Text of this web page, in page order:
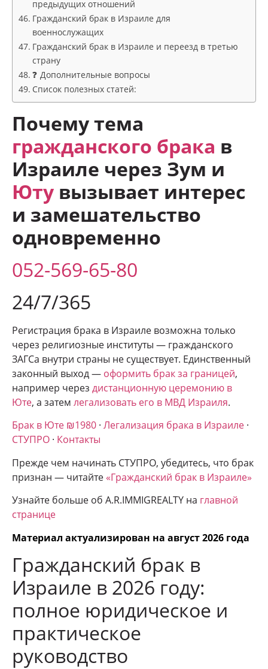
предыдущих отношений
Гражданский брак в Израиле для
военнослужащих
Гражданский брак в Израиле и переезд в третью
страну
❓ Дополнительные вопросы
Список полезных статей:
Почему тема
гражданского брака в
Израиле через Зум и
Юту вызывает интерес
и замешательство
одновременно
052-569-65-80
24/7/365
Регистрация брака в Израиле возможна только
через религиозные институты — гражданского
ЗАГСа внутри страны не существует. Единственный
законный выход — оформить брак за границей,
например через дистанционную церемонию в
Юте, а затем легализовать его в МВД Израиля.
Брак в Юте ₪1980 · Легализация брака в Израиле ·
СТУПРО · Контакты
Прежде чем начинать СТУПРО, убедитесь, что брак
признан — читайте «Гражданский брак в Израиле»
Узнайте больше об A.R.IMMIGREALTY на главной
странице
Материал актуализирован на август 2026 года
Гражданский брак в
Израиле в 2026 году:
полное юридическое и
практическое
руководство